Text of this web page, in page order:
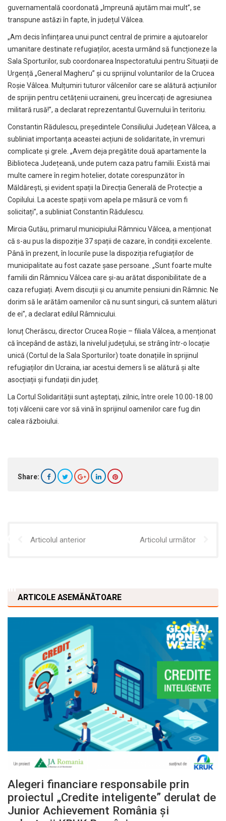
guvernamentală coordonată „Impreună ajutăm mai mult”, se
transpune astăzi în fapte, în județul Vâlcea.
„Am decis înființarea unui punct central de primire a ajutoarelor
umanitare destinate refugiaților, acesta urmând să funcționeze la
Sala Sporturilor, sub coordonarea Inspectoratului pentru Situații de
Urgență „General Magheru” și cu sprijinul voluntarilor de la Crucea
Roșie Vâlcea. Mulțumiri tuturor vâlcenilor care se alătură acțiunilor
de sprijin pentru cetățenii ucraineni, greu încercați de agresiunea
militară rusă!”, a declarat reprezentantul Guvernului în teritoriu.
Constantin Rădulescu, președintele Consiliului Județean Vâlcea, a
subliniat importanța aceastei acțiuni de solidaritate, în vremuri
complicate și grele. „Avem deja pregătite două apartamente la
Biblioteca Județeană, unde putem caza patru familii. Există mai
multe camere în regim hotelier, dotate corespunzător în
Măldărești, și evident spații la Direcția Generală de Protecție a
Copilului. La aceste spații vom apela pe măsură ce vom fi
solicitați”, a subliniat Constantin Rădulescu.
Mircia Gutău, primarul municipiului Râmnicu Vâlcea, a menționat
că s-au pus la dispoziție 37 spații de cazare, în condiții excelente.
Până în prezent, în locurile puse la dispoziția refugiaților de
municipalitate au fost cazate șase persoane. „Sunt foarte multe
familii din Râmnicu Vâlcea care și-au arătat disponibilitate de a
caza refugiați. Avem discuții și cu anumite pensiuni din Râmnic. Ne
dorim să le arătăm oamenilor că nu sunt singuri, că suntem alături
de ei”, a declarat edilul Râmnicului.
Ionuț Cherăscu, director Crucea Roșie – filiala Vâlcea, a menționat
că începând de astăzi, la nivelul județului, se strâng într-o locație
unică (Cortul de la Sala Sporturilor) toate donațiile în sprijinul
refugiaților din Ucraina, iar acestui demers li se alătură și alte
asocțiații și fundații din județ.
La Cortul Solidarității sunt așteptați, zilnic, între orele 10.00-18.00
toți vâlcenii care vor să vină în sprijinul oamenilor care fug din
calea războiului.
Share:
Articolul anterior Articolul următor
ARTICOLE ASEMĂNĂTOARE
Alegeri financiare responsabile prin
proiectul „Credite inteligente” derulat de
Junior Achievement România și